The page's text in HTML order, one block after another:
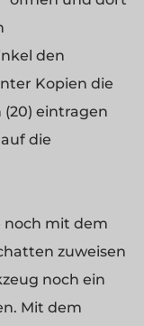
den
Kopien die
eintragen
die
noch mit dem
zuweisen
noch ein
Mit dem